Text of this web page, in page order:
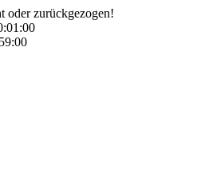
oder zurückgezogen!